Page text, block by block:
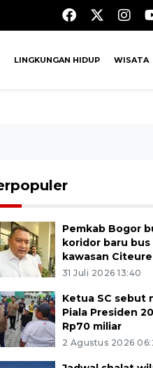
LINGKUNGAN HIDUP WISATA
Pemkab Bogor
koridor baru
kawasan
31 Juli 2026 13:40
Ketua SC sebut
Piala Presiden
Rp70 miliar
2 Agustus 2026